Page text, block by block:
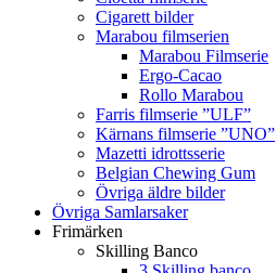
Cigarett bilder
Marabou filmserien
Marabou Filmserie
Ergo-Cacao
Rollo Marabou
Farris filmserie ”ULF”
Kärnans filmserie ”UNO”
Mazetti idrottsserie
Belgian Chewing Gum
Övriga äldre bilder
Övriga Samlarsaker
Frimärken
Skilling Banco